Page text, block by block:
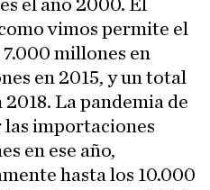
el año 2000. El
vimos permite el
millones en
en 2015, y un total
La pandemia de
importaciones
en ese año,
hasta los 10.000